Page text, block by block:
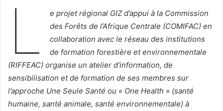
v
o
y
e
r
u
L
e projet régional GIZ d’appui à la Commission
des Forêts de l’Afrique Centrale (COMIFAC) en
collaboration avec le réseau des institutions
de formation forestière et environnementale
(RIFFEAC) organise un atelier d’information, de
sensibilisation et de formation de ses membres sur
l’approche Une Seule Santé ou « One Health » (santé
humaine, santé animale, santé environnementale) à